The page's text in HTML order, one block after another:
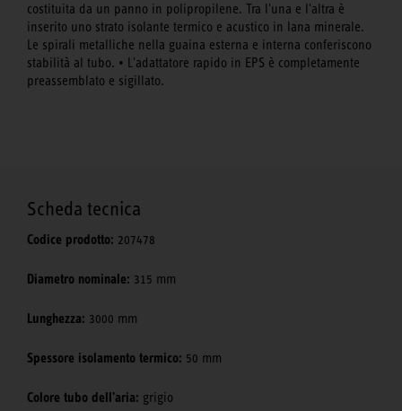
costituita da un panno in polipropilene. Tra l'una e l'altra è
inserito uno strato isolante termico e acustico in lana minerale.
Le spirali metalliche nella guaina esterna e interna conferiscono
stabilità al tubo. • L'adattatore rapido in EPS è completamente
preassemblato e sigillato.
Scheda tecnica
Codice prodotto: 207478
Diametro nominale: 315 mm
Lunghezza: 3000 mm
Spessore isolamento termico: 50 mm
Colore tubo dell'aria: grigio